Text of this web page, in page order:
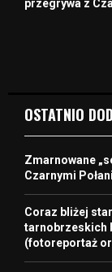
przegrywa z
OSTATNIO
Zmarnowane
Czarnymi
Coraz bliżej
tarnobrzeskich
(fotoreportaż